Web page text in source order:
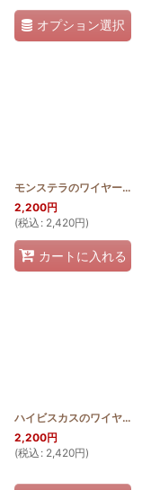
オプション選択
モンステラのワイヤー口金ポーチ10cm
2,200円
(税込 : 2,420円)
カートに入れる
ハイビスカスのワイヤー口金ポーチ10cm
2,200円
(税込 : 2,420円)